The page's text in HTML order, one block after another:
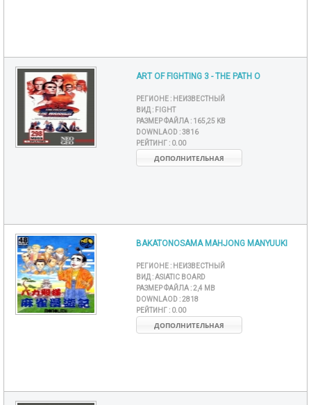
ART OF FIGHTING 3 - THE PATH O
РЕГИОНЕ : НЕИЗВЕСТНЫЙ
ВИД : FIGHT
РАЗМЕР ФАЙЛА : 165,25 KB
DOWNLAOD :3816
РЕЙТИНГ : 0.00
ДОПОЛНИТЕЛЬНАЯ
BAKATONOSAMA MAHJONG MANYUUKI
РЕГИОНЕ : НЕИЗВЕСТНЫЙ
ВИД :ASIATIC BOARD
РАЗМЕР ФАЙЛА :2,4 MB
DOWNLAOD :2818
РЕЙТИНГ : 0.00
ДОПОЛНИТЕЛЬНАЯ